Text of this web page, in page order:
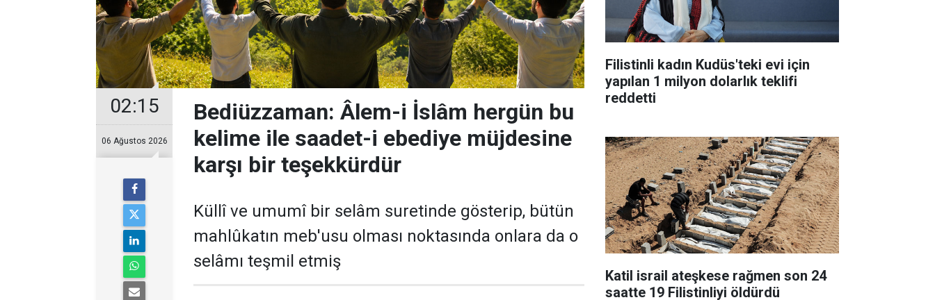
02:15
06 Ağustos 2026
Bediüzzaman: Âlem-i İslâm hergün bu
kelime ile saadet-i ebediye müjdesine
karşı bir teşekkürdür
Küllî ve umumî bir selâm suretinde gösterip, bütün
mahlûkatın meb'usu olması noktasında onlara da o
selâmı teşmil etmiş
Filistinli kadın Kudüs'teki evi için
yapılan 1 milyon dolarlık teklifi
reddetti
Katil israil ateşkese rağmen son 24
saatte 19 Filistinliyi öldürdü